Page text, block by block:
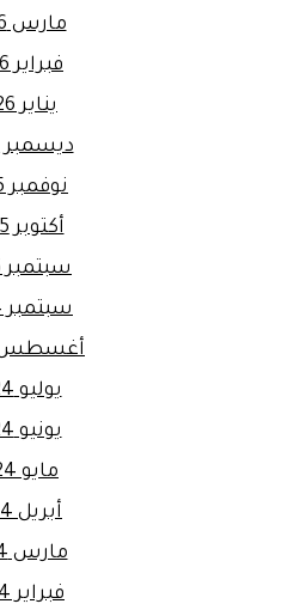
مارس 2026
فبراير 2026
يناير 2026
ديسمبر 2025
نوفمبر 2025
أكتوبر 2025
سبتمبر 2025
سبتمبر 2024
أغسطس 2024
يوليو 2024
يونيو 2024
مايو 2024
أبريل 2024
مارس 2024
فبراير 2024